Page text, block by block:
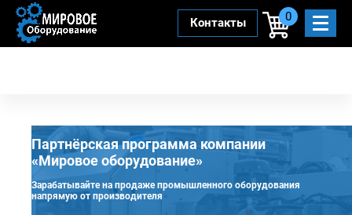
Контакты 0
Партнёрская программа компании
«Мировое оборудование»
Зарабатывайте на продаже промышленного оборудования
напрямую от производителя